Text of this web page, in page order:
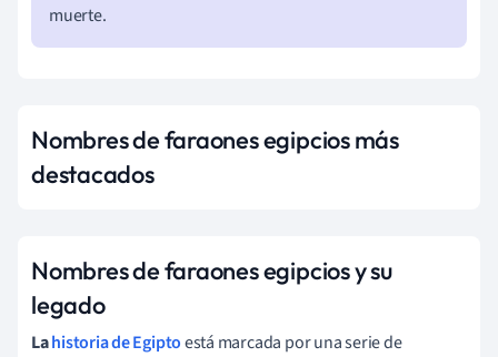
muerte.
Nombres de faraones egipcios más
destacados
Nombres de faraones egipcios y su
legado
Lahistoria de Egiptoestá marcada por una serie de